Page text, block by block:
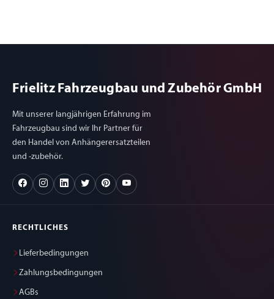
Frielitz Fahrzeugbau und Zubehör GmbH
Mit unserer langjährigen Erfahrung im
Fahrzeugbau sind wir Ihr Partner für
den Handel von Anhängerersatzteilen
und -zubehör.
RECHTLICHES
Lieferbedingungen
Zahlungsbedingungen
AGBs